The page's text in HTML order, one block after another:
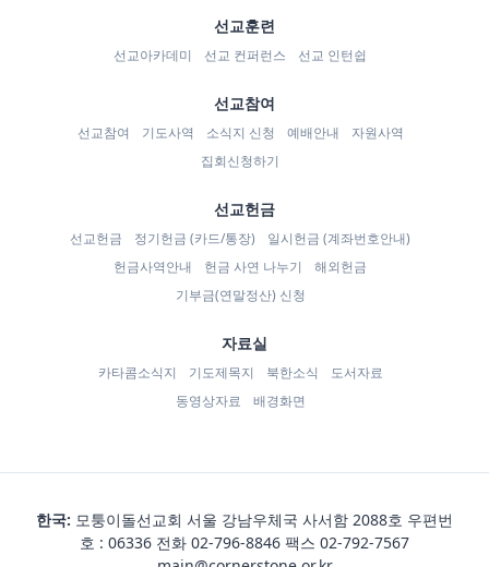
선교훈련
선교아카데미 선교 컨퍼런스 선교 인턴쉽
선교참여
선교참여 기도사역 소식지 신청 예배안내
자원사역
집회신청하기
선교헌금
선교헌금 정기헌금 (카드/통장)
일시헌금 (계좌번호안내)
헌금사역안내
헌금 사연 나누기
해외헌금
기부금(연말정산) 신청
자료실
카타콤소식지 기도제목지 북한소식
도서자료
동영상자료
배경화면
한국: 모퉁이돌선교회 서울 강남우체국 사서함 2088호 우편번
호 : 06336 전화 02-796-8846 팩스 02-792-7567